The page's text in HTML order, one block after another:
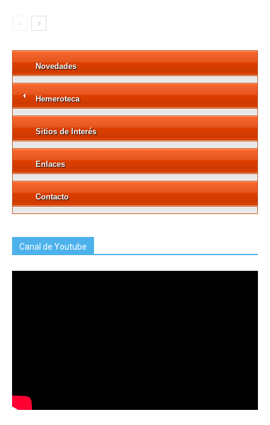
Novedades
Hemeroteca
Sitios de Interés
Enlaces
Contacto
Canal de Youtube